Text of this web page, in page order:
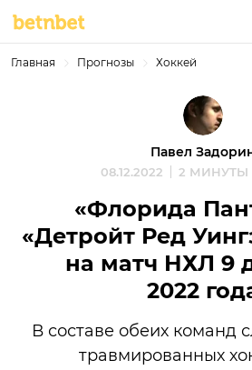
Главная Прогнозы Хоккей
Павел
08.12.2022 2 МИНУТЫ
«Флорида
«Детройт Ред
на матч НХЛ 9
2022
В составе обеих команд
травмированных